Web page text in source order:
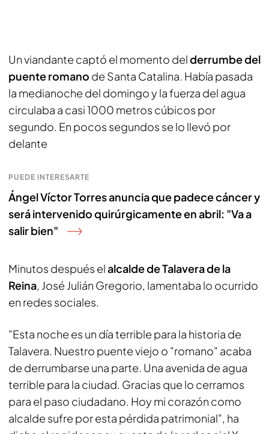
Un viandante captó el momento delderrumbe del
puente romano de Santa Catalina. Había pasada
la medianoche del domingo y la fuerza del agua
circulaba a casi 1000 metros cúbicos por
segundo. En pocos segundos se lo llevó por
delante
PUEDE INTERESARTE
Ángel Víctor Torres anuncia que padece cáncer y
será intervenido quirúrgicamente en abril: "Va a
salir bien"
Minutos después elalcalde de Talavera de la
Reina, José Julián Gregorio, lamentaba lo ocurrido
en redes sociales.
"Esta noche es un día terrible para la historia de
Talavera. Nuestro puente viejo o "romano" acaba
de derrumbarse una parte. Una avenida de agua
terrible para la ciudad. Gracias que lo cerramos
para el paso ciudadano. Hoy mi corazón como
alcalde sufre por esta pérdida patrimonial", ha